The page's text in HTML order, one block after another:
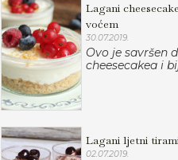
Lagani
voćem
30.07.2019.
Ovo je savršen
cheesecakea i
Lagani ljetni
02.07.2019.